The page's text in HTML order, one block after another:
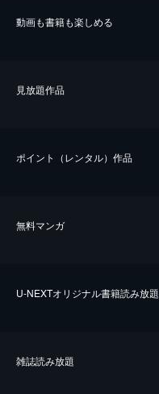
動画も書籍も楽しめる
⾒放題作品
ポイント（レンタル）作品
無料マンガ
U-NEXTオリジナル書籍読み放題
雑誌読み放題